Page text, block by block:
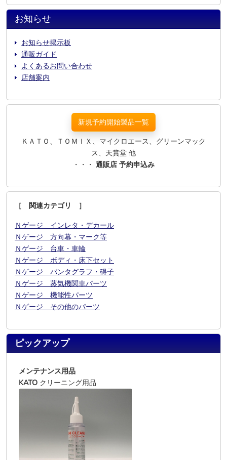
お知らせ
お知らせ掲示板
通販ガイド
よくあるお問い合わせ
店舗案内
新規予約開始製品一覧
ＫＡＴＯ、ＴＯＭＩＸ、マイクロエース、グリーンマック
ス、天賞堂 他
・・・ 通販店 予約申込み
［ 関連カテゴリ ］
Ｎゲージ インレタ・デカール
Ｎゲージ 方向幕・マーク等
Ｎゲージ 台車・車輪
Ｎゲージ ボディ・床下セット
Ｎゲージ パンタグラフ・碍子
Ｎゲージ 蒸気機関車パーツ
Ｎゲージ 機能性パーツ
Ｎゲージ その他のパーツ
ピックアップ
メンテナンス用品
KATO クリーニング用品